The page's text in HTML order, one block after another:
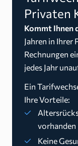
Privaten
Kommt Ihnen
Jahren in Ihrer
Rechnungen
jedes Jahr
Ein
Ihre Vorteile:
vorhanden
Keine